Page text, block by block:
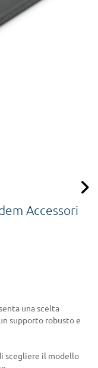
Accessori
una scelta
supporto robusto e
scegliere il modello